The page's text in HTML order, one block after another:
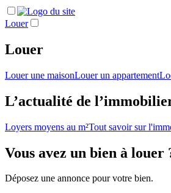
Louer
Louer
Louer une maisonLouer un appartement
L’actualité de
Loyers moyens au m²Tout savoir sur
Vous avez un bien à louer
Déposez une annonce pour votre bien.